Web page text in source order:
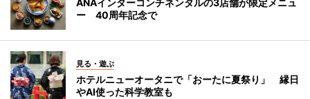
ANAインターコンチネンタルの3店舗が限定メニュ
ー 40周年記念で
見る・遊ぶ
ホテルニューオータニで「おーたに夏祭り」 縁日
やAI使った科学教室も